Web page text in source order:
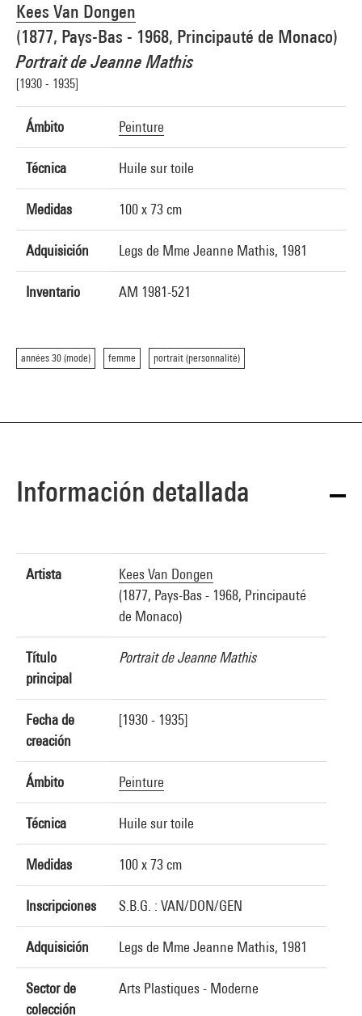
Kees Van Dongen
(1877, Pays-Bas - 1968, Principauté de Monaco)
Portrait de Jeanne Mathis
[1930 - 1935]
Ámbito Peinture
Técnica Huile sur toile
Medidas 100 x 73 cm
Adquisición Legs de Mme Jeanne Mathis, 1981
Inventario AM 1981-521
années 30 (mode) femme portrait (personnalité)
Créditos fotográficos : Centre Pompidou, MNAM-CCI/Service de la documentation
photographique du MNAM/Dist. GrandPalaisRmn
Referencia de la imagen : 4R09138 [1981 CX 0212]
Difusión de la imagen :GrandPalaisRmnPhoto
Información detallada
Artista
Kees Van Dongen
(1877, Pays-Bas - 1968, Principauté
de Monaco)
Título
principal
Portrait de Jeanne Mathis
Fecha de
creación
[1930 - 1935]
Ámbito Peinture
Técnica Huile sur toile
Medidas 100 x 73 cm
Inscripciones S.B.G. : VAN/DON/GEN
Adquisición Legs de Mme Jeanne Mathis, 1981
Sector de
colección
Arts Plastiques - Moderne